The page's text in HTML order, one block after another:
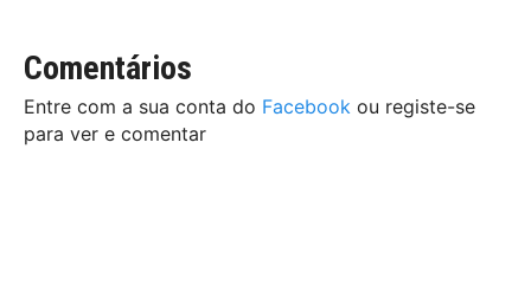
Comentários
Entre com a sua conta do Facebook ou registe-se
para ver e comentar